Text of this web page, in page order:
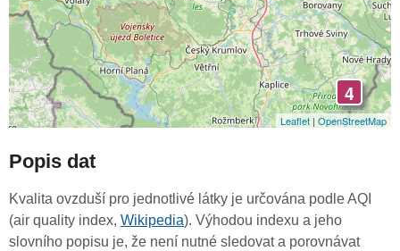
4
Leaflet | OpenStreetMap
Popis dat
Kvalita ovzduší pro jednotlivé látky je určována podle AQI
(air quality index, Wikipedia). Výhodou indexu a jeho
slovního popisu je, že není nutné sledovat a porovnávat